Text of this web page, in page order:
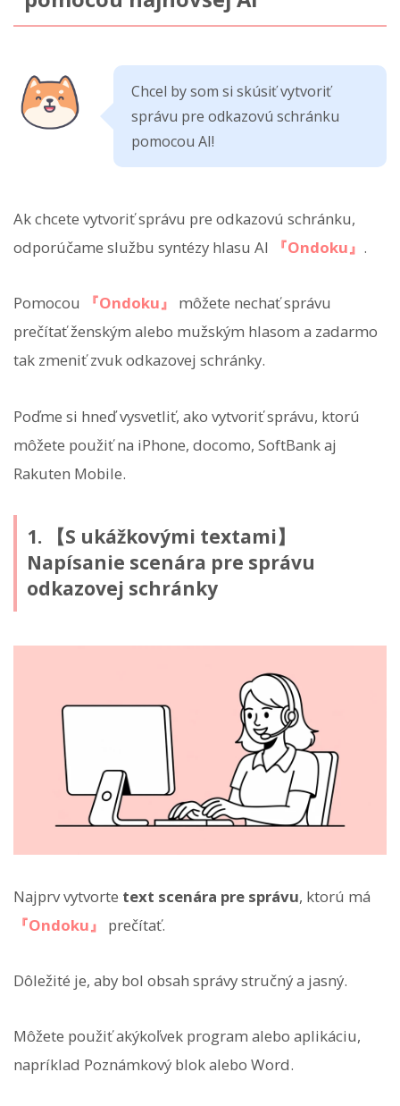
Chcel by som si skúsiť vytvoriť
správu pre odkazovú schránku
pomocou AI!
Ak chcete vytvoriť správu pre odkazovú schránku,
odporúčame službu syntézy hlasu AI
『Ondoku』 .
Pomocou 『Ondoku』
môžete nechať správu
prečítať ženským alebo mužským hlasom a zadarmo
tak zmeniť zvuk odkazovej schránky.
Poďme si hneď vysvetliť, ako vytvoriť správu, ktorú
môžete použiť na iPhone, docomo, SoftBank aj
Rakuten Mobile.
1. 【S ukážkovými textami】
Napísanie scenára pre správu
odkazovej schránky
Najprv vytvorte text scenára pre správu, ktorú má
『Ondoku』
prečítať.
Dôležité je, aby bol obsah správy stručný a jasný.
Môžete použiť akýkoľvek program alebo aplikáciu,
napríklad Poznámkový blok alebo Word.